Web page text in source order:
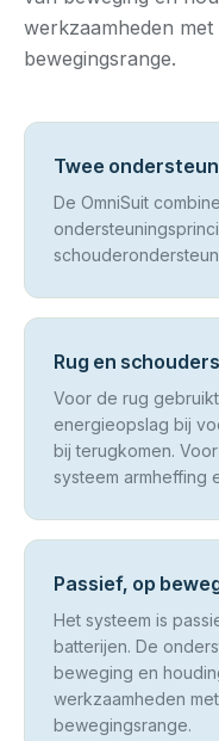
werkzaamheden
bewegingsrange.
Twee
De OmniSuit
Rug en
Voor de rug
energieopslag bij
bij terugkomen.
systeem armheffing
Passief, op
Het systeem is
batterijen. De
beweging en
werkzaamheden
bewegingsrange.